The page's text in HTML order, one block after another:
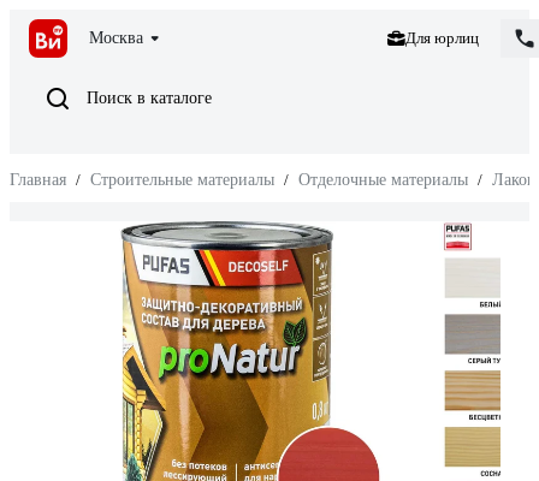
Москва Для юрлиц
Поиск в каталоге
Главная / Строительные материалы / Отделочные материалы /